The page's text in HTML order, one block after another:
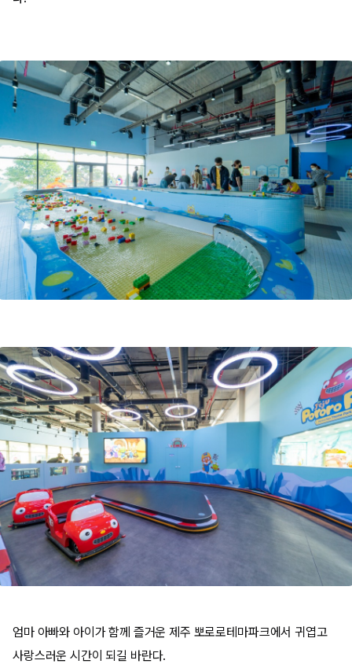
엄마 아빠와 아이가 함께 즐거운 제주 뽀로로테마파크에서 귀엽고
사랑스러운 시간이 되길 바란다.